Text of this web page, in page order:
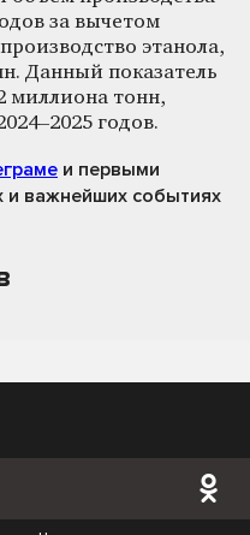
за вычетом
этанола,
Данный показатель
миллиона тонн,
годов.
и первыми
и важнейших событиях